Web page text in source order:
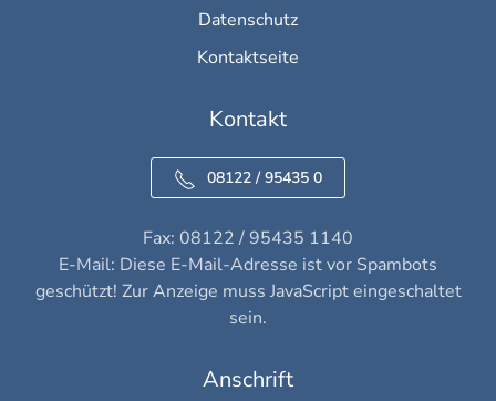
Datenschutz
Kontaktseite
Kontakt
08122 / 95435 0
Fax: 08122 / 95435 1140
E-Mail: Diese E-Mail-Adresse ist vor Spambots
geschützt! Zur Anzeige muss JavaScript eingeschaltet
sein.
Anschrift